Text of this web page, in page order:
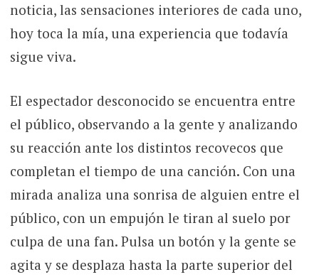
noticia, las sensaciones interiores de cada uno,
hoy toca la mía, una experiencia que todavía
sigue viva.
El espectador desconocido se encuentra entre
el público, observando a la gente y analizando
su reacción ante los distintos recovecos que
completan el tiempo de una canción. Con una
mirada analiza una sonrisa de alguien entre el
público, con un empujón le tiran al suelo por
culpa de una fan. Pulsa un botón y la gente se
agita y se desplaza hasta la parte superior del